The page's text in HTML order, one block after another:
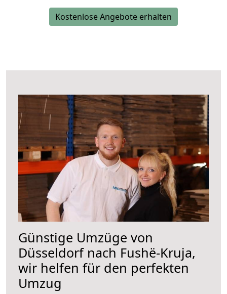
Kostenlose Angebote erhalten
Günstige Umzüge von
Düsseldorf nach Fushë-Kruja,
wir helfen für den perfekten
Umzug